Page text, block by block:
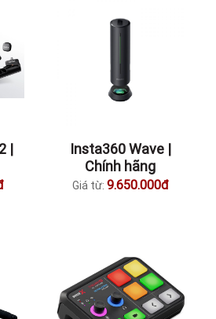
|
Insta360 Wave |
Chính hãng
Giá từ: 9.650.000đ